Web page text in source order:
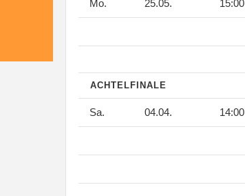
Mo. 25.05. 15:00
ACHTELFINALE
Sa. 04.04. 14:00